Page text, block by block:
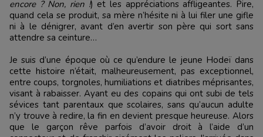
encore ? Non, rien !) et les appréciations affligeantes. Pire,
quand cela se produit, sa mère n’hésite ni à lui filer une gifle
ni à le dénigrer, avant d’en avertir son père qui sort sans
attendre sa ceinture…
Je suis d’une époque où ce qu’endure le jeune Hodeï dans
cette histoire n’était, malheureusement, pas exceptionnel,
entre coups, torgnoles, humiliations et diatribes méprisantes,
visant à rabaisser. Ayant eu des copains qui ont subi de tels
sévices tant parentaux que scolaires, sans qu’aucun adulte
n’y trouve à redire, la fin en devient presque heureuse. Alors
que le garçon rêve parfois d’avoir droit à l’aide d’un